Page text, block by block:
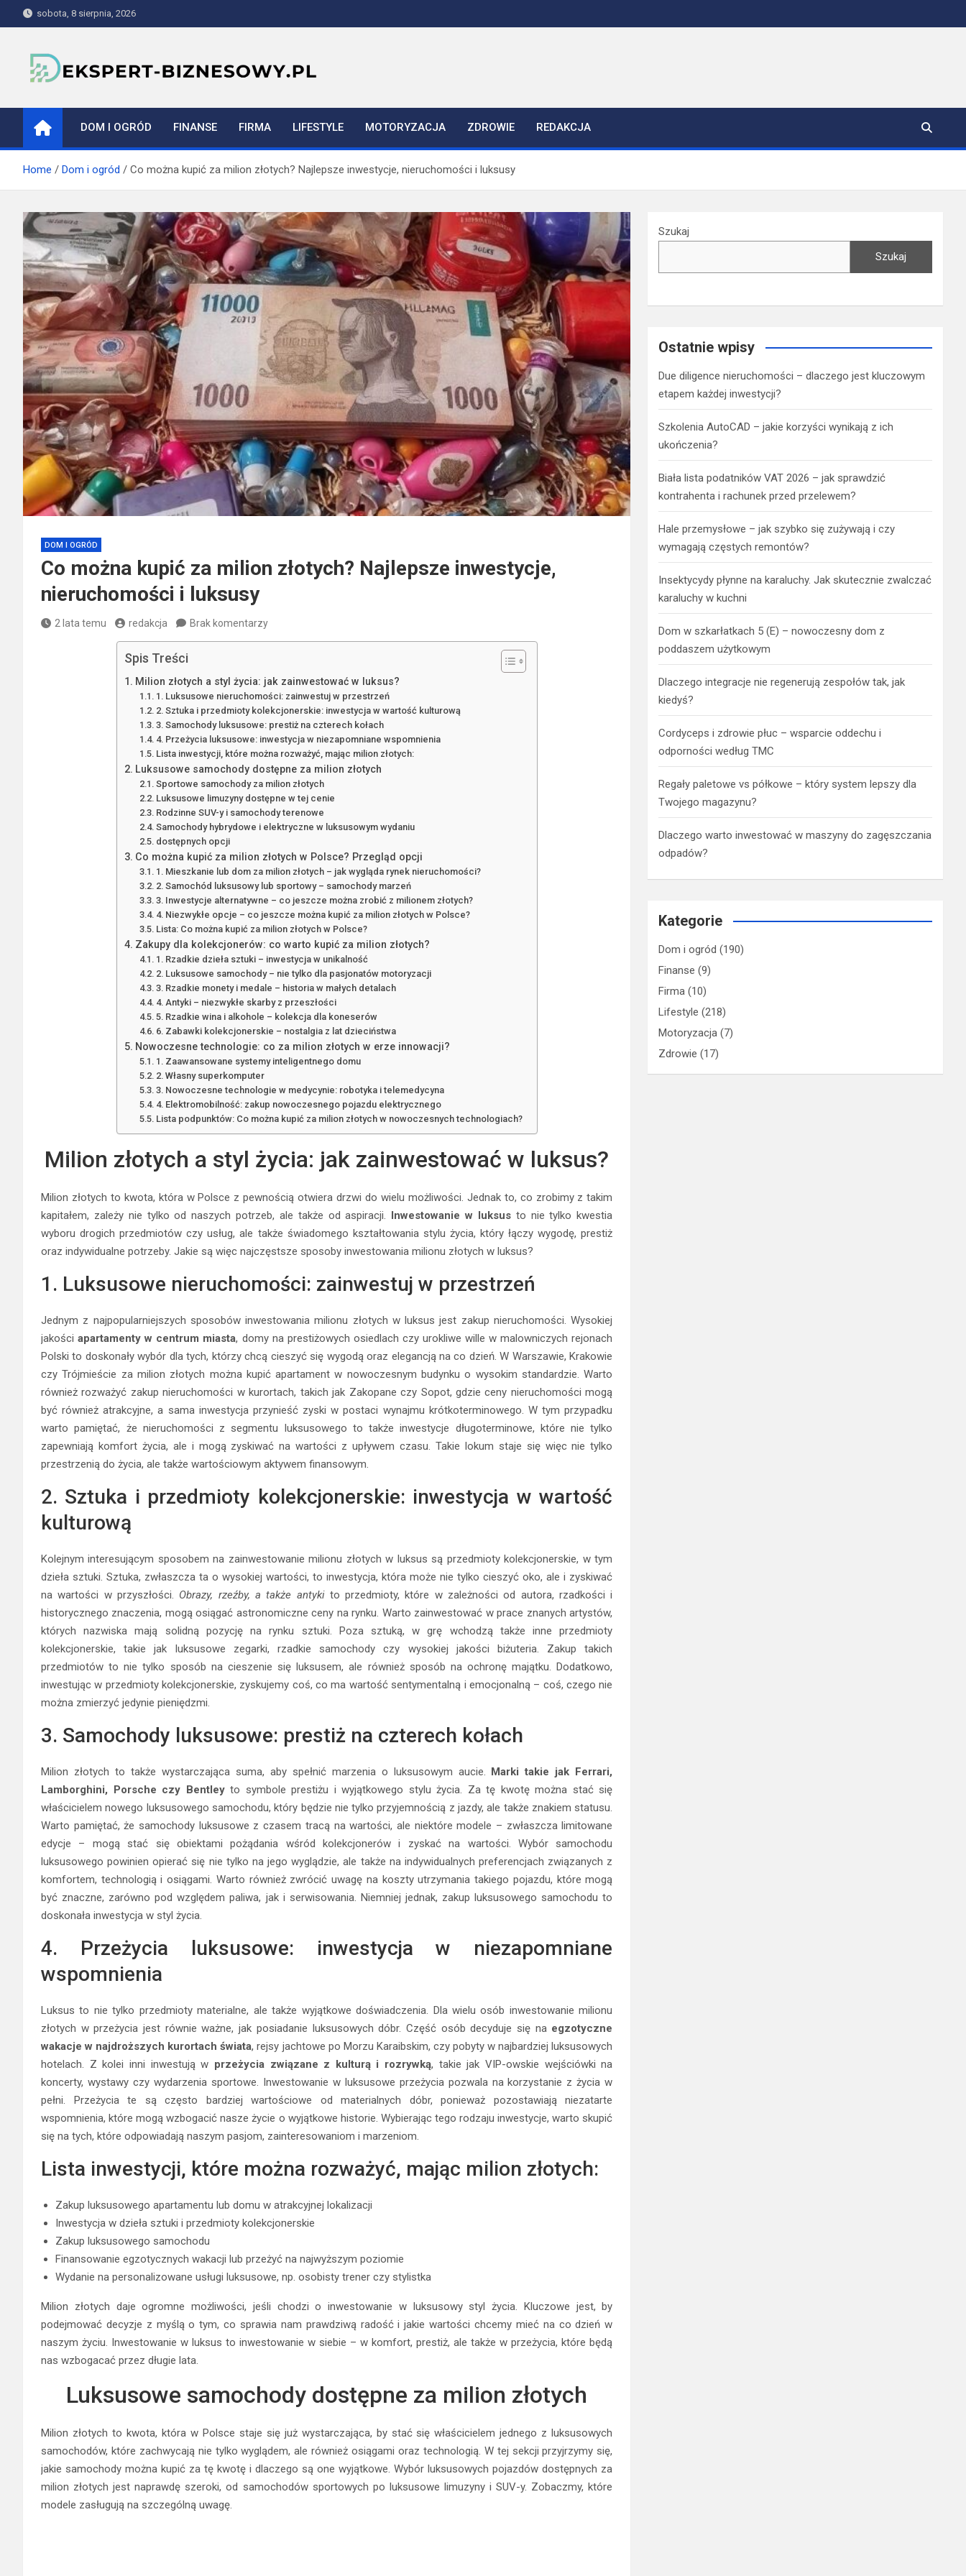
to
sobota, 8 sierpnia, 2026
ekspert-biznesowy.pl
DOM I OGRÓD FINANSE FIRMA LIFESTYLE MOTORYZACJA ZDROWIE REDAKCJA
Home Dom i ogród Co można kupić za milion złotych? Najlepsze inwestycje, nieruchomości i luksusy
DOM I OGRÓD
Co można kupić za milion złotych? Najlepsze inwestycje,
nieruchomości i luksusy
2 lata temu redakcja Brak komentarzy
Spis Treści
Milion złotych a styl życia: jak zainwestować w luksus?
1. Luksusowe nieruchomości: zainwestuj w przestrzeń
2. Sztuka i przedmioty kolekcjonerskie: inwestycja w wartość kulturową
3. Samochody luksusowe: prestiż na czterech kołach
4. Przeżycia luksusowe: inwestycja w niezapomniane wspomnienia
Lista inwestycji, które można rozważyć, mając milion złotych:
Luksusowe samochody dostępne za milion złotych
Sportowe samochody za milion złotych
Luksusowe limuzyny dostępne w tej cenie
Rodzinne SUV-y i samochody terenowe
Samochody hybrydowe i elektryczne w luksusowym wydaniu
dostępnych opcji
Co można kupić za milion złotych w Polsce? Przegląd opcji
1. Mieszkanie lub dom za milion złotych – jak wygląda rynek nieruchomości?
2. Samochód luksusowy lub sportowy – samochody marzeń
3. Inwestycje alternatywne – co jeszcze można zrobić z milionem złotych?
4. Niezwykłe opcje – co jeszcze można kupić za milion złotych w Polsce?
Lista: Co można kupić za milion złotych w Polsce?
Zakupy dla kolekcjonerów: co warto kupić za milion złotych?
1. Rzadkie dzieła sztuki – inwestycja w unikalność
2. Luksusowe samochody – nie tylko dla pasjonatów motoryzacji
3. Rzadkie monety i medale – historia w małych detalach
4. Antyki – niezwykłe skarby z przeszłości
5. Rzadkie wina i alkohole – kolekcja dla koneserów
6. Zabawki kolekcjonerskie – nostalgia z lat dzieciństwa
Nowoczesne technologie: co za milion złotych w erze innowacji?
1. Zaawansowane systemy inteligentnego domu
2. Własny superkomputer
3. Nowoczesne technologie w medycynie: robotyka i telemedycyna
4. Elektromobilność: zakup nowoczesnego pojazdu elektrycznego
Lista podpunktów: Co można kupić za milion złotych w nowoczesnych technologiach?
Milion złotych a styl życia: jak zainwestować w luksus?
Milion złotych to kwota, która w Polsce z pewnością otwiera drzwi do wielu możliwości. Jednak to, co zrobimy z takim
kapitałem, zależy nie tylko od naszych potrzeb, ale także od aspiracji. Inwestowanie w luksusto nie tylko kwestia
wyboru drogich przedmiotów czy usług, ale także świadomego kształtowania stylu życia, który łączy wygodę, prestiż
oraz indywidualne potrzeby. Jakie są więc najczęstsze sposoby inwestowania milionu złotych w luksus?
1. Luksusowe nieruchomości: zainwestuj w przestrzeń
Jednym z najpopularniejszych sposobów inwestowania milionu złotych w luksus jest zakup nieruchomości. Wysokiej
jakościapartamenty w centrum miasta, domy na prestiżowych osiedlach czy urokliwe wille w malowniczych rejonach
Polski to doskonały wybór dla tych, którzy chcą cieszyć się wygodą oraz elegancją na co dzień. W Warszawie, Krakowie
czy Trójmieście za milion złotych można kupić apartament w nowoczesnym budynku o wysokim standardzie. Warto
również rozważyć zakup nieruchomości w kurortach, takich jak Zakopane czy Sopot, gdzie ceny nieruchomości mogą
być również atrakcyjne, a sama inwestycja przynieść zyski w postaci wynajmu krótkoterminowego. W tym przypadku
warto pamiętać, że nieruchomości z segmentu luksusowego to także inwestycje długoterminowe, które nie tylko
zapewniają komfort życia, ale i mogą zyskiwać na wartości z upływem czasu. Takie lokum staje się więc nie tylko
przestrzenią do życia, ale także wartościowym aktywem finansowym.
2. Sztuka i przedmioty kolekcjonerskie: inwestycja w wartość
kulturową
Kolejnym interesującym sposobem na zainwestowanie milionu złotych w luksus są przedmioty kolekcjonerskie, w tym
dzieła sztuki. Sztuka, zwłaszcza ta o wysokiej wartości, to inwestycja, która może nie tylko cieszyć oko, ale i zyskiwać
na wartości w przyszłości. Obrazy, rzeźby, a także antykito przedmioty, które w zależności od autora, rzadkości i
historycznego znaczenia, mogą osiągać astronomiczne ceny na rynku. Warto zainwestować w prace znanych artystów,
których nazwiska mają solidną pozycję na rynku sztuki. Poza sztuką, w grę wchodzą także inne przedmioty
kolekcjonerskie, takie jak luksusowe zegarki, rzadkie samochody czy wysokiej jakości biżuteria. Zakup takich
przedmiotów to nie tylko sposób na cieszenie się luksusem, ale również sposób na ochronę majątku. Dodatkowo,
inwestując w przedmioty kolekcjonerskie, zyskujemy coś, co ma wartość sentymentalną i emocjonalną – coś, czego nie
można zmierzyć jedynie pieniędzmi.
3. Samochody luksusowe: prestiż na czterech kołach
Milion złotych to także wystarczająca suma, aby spełnić marzenia o luksusowym aucie. Marki takie jak Ferrari,
Lamborghini, Porsche czy Bentleyto symbole prestiżu i wyjątkowego stylu życia. Za tę kwotę można stać się
właścicielem nowego luksusowego samochodu, który będzie nie tylko przyjemnością z jazdy, ale także znakiem statusu.
Warto pamiętać, że samochody luksusowe z czasem tracą na wartości, ale niektóre modele – zwłaszcza limitowane
edycje – mogą stać się obiektami pożądania wśród kolekcjonerów i zyskać na wartości. Wybór samochodu
luksusowego powinien opierać się nie tylko na jego wyglądzie, ale także na indywidualnych preferencjach związanych z
komfortem, technologią i osiągami. Warto również zwrócić uwagę na koszty utrzymania takiego pojazdu, które mogą
być znaczne, zarówno pod względem paliwa, jak i serwisowania. Niemniej jednak, zakup luksusowego samochodu to
doskonała inwestycja w styl życia.
4. Przeżycia luksusowe: inwestycja w niezapomniane
wspomnienia
Luksus to nie tylko przedmioty materialne, ale także wyjątkowe doświadczenia. Dla wielu osób inwestowanie milionu
złotych w przeżycia jest równie ważne, jak posiadanie luksusowych dóbr. Część osób decyduje się na egzotyczne
wakacje w najdroższych kurortach świata, rejsy jachtowe po Morzu Karaibskim, czy pobyty w najbardziej luksusowych
hotelach. Z kolei inni inwestują w przeżycia związane z kulturą i rozrywką, takie jak VIP-owskie wejściówki na
koncerty, wystawy czy wydarzenia sportowe. Inwestowanie w luksusowe przeżycia pozwala na korzystanie z życia w
pełni. Przeżycia te są często bardziej wartościowe od materialnych dóbr, ponieważ pozostawiają niezatarte
wspomnienia, które mogą wzbogacić nasze życie o wyjątkowe historie. Wybierając tego rodzaju inwestycje, warto skupić
się na tych, które odpowiadają naszym pasjom, zainteresowaniom i marzeniom.
Lista inwestycji, które można rozważyć, mając milion złotych:
Zakup luksusowego apartamentu lub domu w atrakcyjnej lokalizacji
Inwestycja w dzieła sztuki i przedmioty kolekcjonerskie
Zakup luksusowego samochodu
Finansowanie egzotycznych wakacji lub przeżyć na najwyższym poziomie
Wydanie na personalizowane usługi luksusowe, np. osobisty trener czy stylistka
Milion złotych daje ogromne możliwości, jeśli chodzi o inwestowanie w luksusowy styl życia. Kluczowe jest, by
podejmować decyzje z myślą o tym, co sprawia nam prawdziwą radość i jakie wartości chcemy mieć na co dzień w
naszym życiu. Inwestowanie w luksus to inwestowanie w siebie – w komfort, prestiż, ale także w przeżycia, które będą
nas wzbogacać przez długie lata.
Luksusowe samochody dostępne za milion złotych
Milion złotych to kwota, która w Polsce staje się już wystarczająca, by stać się właścicielem jednego z luksusowych
samochodów, które zachwycają nie tylko wyglądem, ale również osiągami oraz technologią. W tej sekcji przyjrzymy się,
jakie samochody można kupić za tę kwotę i dlaczego są one wyjątkowe. Wybór luksusowych pojazdów dostępnych za
milion złotych jest naprawdę szeroki, od samochodów sportowych po luksusowe limuzyny i SUV-y. Zobaczmy, które
modele zasługują na szczególną uwagę.
Szukaj
Szukaj
Ostatnie wpisy
Due diligence nieruchomości – dlaczego jest kluczowym
etapem każdej inwestycji?
Szkolenia AutoCAD – jakie korzyści wynikają z ich
ukończenia?
Biała lista podatników VAT 2026 – jak sprawdzić
kontrahenta i rachunek przed przelewem?
Hale przemysłowe – jak szybko się zużywają i czy
wymagają częstych remontów?
Insektycydy płynne na karaluchy. Jak skutecznie zwalczać
karaluchy w kuchni
Dom w szkarłatkach 5 (E) – nowoczesny dom z
poddaszem użytkowym
Dlaczego integracje nie regenerują zespołów tak, jak
kiedyś?
Cordyceps i zdrowie płuc – wsparcie oddechu i
odporności według TMC
Regały paletowe vs półkowe – który system lepszy dla
Twojego magazynu?
Dlaczego warto inwestować w maszyny do zagęszczania
odpadów?
Kategorie
Dom i ogród (190)
Finanse (9)
Firma (10)
Lifestyle (218)
Motoryzacja (7)
Zdrowie (17)